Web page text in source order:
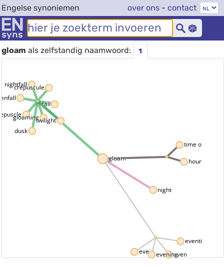
Engelse synoniemen over ons - contact
gloam als zelfstandig naamwoord: 1
gloam
crepuscule
dusk
fall
gloaming
nightfall
twilight
hour
time of day
night
eve even
evening
eventide